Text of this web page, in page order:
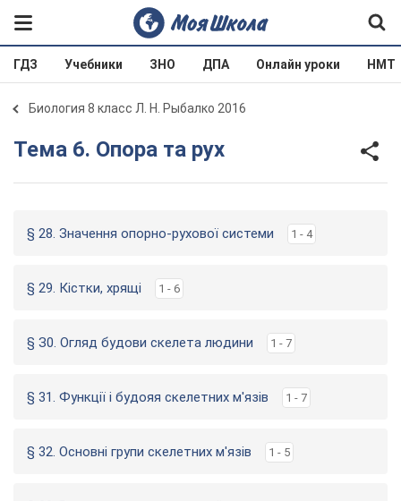
ГДЗ Учебники ЗНО ДПА Онлайн уроки НМТ
Биология 8 класс Л. Н. Рыбалко 2016
Тема 6. Опора та рух
§ 28. Значення опорно-рухової системи 1 - 4
§ 29. Кістки, хрящі 1 - 6
§ З0. Огляд будови скелета людини 1 - 7
§ 31. Функції і будояя скелетних м'язів 1 - 7
§ 32. Основні групи скелетних м'язів 1 - 5